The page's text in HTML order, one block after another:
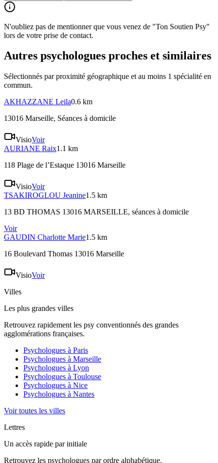
N'oubliez pas de mentionner que vous venez de "Ton Soutien Psy"
lors de votre prise de contact.
Autres psychologues proches et similaires
Sélectionnés par proximité géographique et au moins 1 spécialité en
commun.
AKHAZZANE Leila0.6 km
13016 Marseille, Séances à domicile
VisioVoir
AURIANE Raix1.1 km
118 Plage de l’Estaque 13016 Marseille
VisioVoir
TSAKIROGLOU Jeanine1.5 km
13 BD THOMAS 13016 MARSEILLE, séances à domicile
Voir
GAUDIN Charlotte Marie1.5 km
16 Boulevard Thomas 13016 Marseille
VisioVoir
Villes
Les plus grandes villes
Retrouvez rapidement les psy conventionnés des grandes
agglomérations françaises.
Psychologues à Paris
Psychologues à Marseille
Psychologues à Lyon
Psychologues à Toulouse
Psychologues à Nice
Psychologues à Nantes
Voir toutes les villes
Lettres
Un accès rapide par initiale
Retrouvez les psychologues par ordre alphabétique.